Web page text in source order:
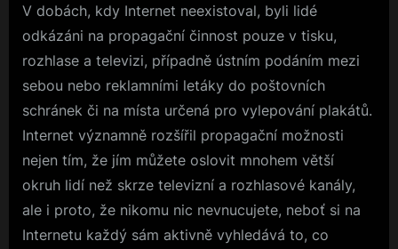
V dobách, kdy Internet neexistoval, byli lidé
odkázáni na propagační činnost pouze v tisku,
rozhlase a televizi, případně ústním podáním mezi
sebou nebo reklamními letáky do poštovních
schránek či na místa určená pro vylepování plakátů.
Internet významně rozšířil propagační možnosti
nejen tím, že jím můžete oslovit mnohem větší
okruh lidí než skrze televizní a rozhlasové kanály,
ale i proto, že nikomu nic nevnucujete, neboť si na
Internetu každý sám aktivně vyhledává to, co